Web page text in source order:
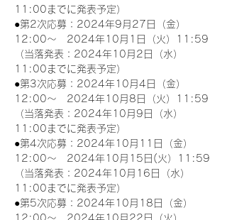
11:00までに発表予定）
●第2次応募：2024年9月27日（金）
12:00～　2024年10月1日（火）11:59
（当落発表：2024年10月2日（水）
11:00までに発表予定）
●第3次応募：2024年10月4日（金）
12:00～　2024年10月8日（火）11:59
（当落発表：2024年10月9日（水）
11:00までに発表予定）
●第4次応募：2024年10月11日（金）
12:00～　2024年10月15日(火）11:59
（当落発表：2024年10月16日（水）
11:00までに発表予定）
●第5次応募：2024年10月18日（金）
12:00～　2024年10月22日（火）